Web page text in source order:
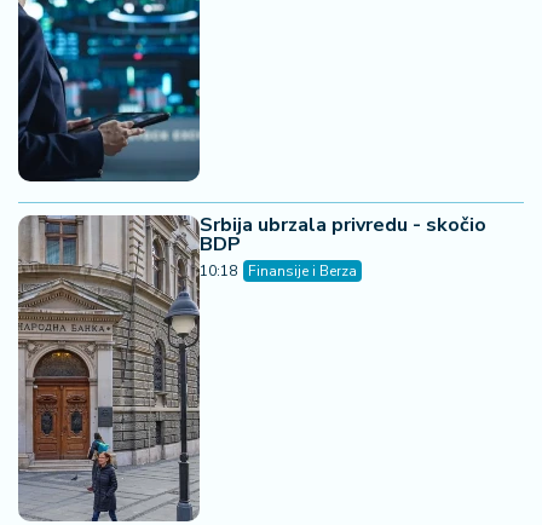
Srbija ubrzala privredu - skočio
BDP
10:18 Finansije i Berza